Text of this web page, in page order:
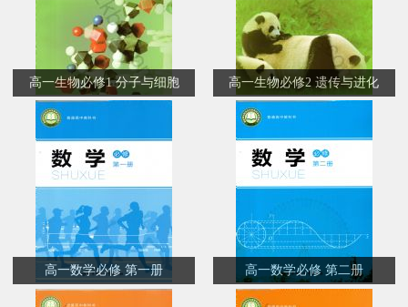
高一生物必修1 分子与细胞 高一生物必修2 遗传与进化
高一数学必修 第一册 高一数学必修 第二册